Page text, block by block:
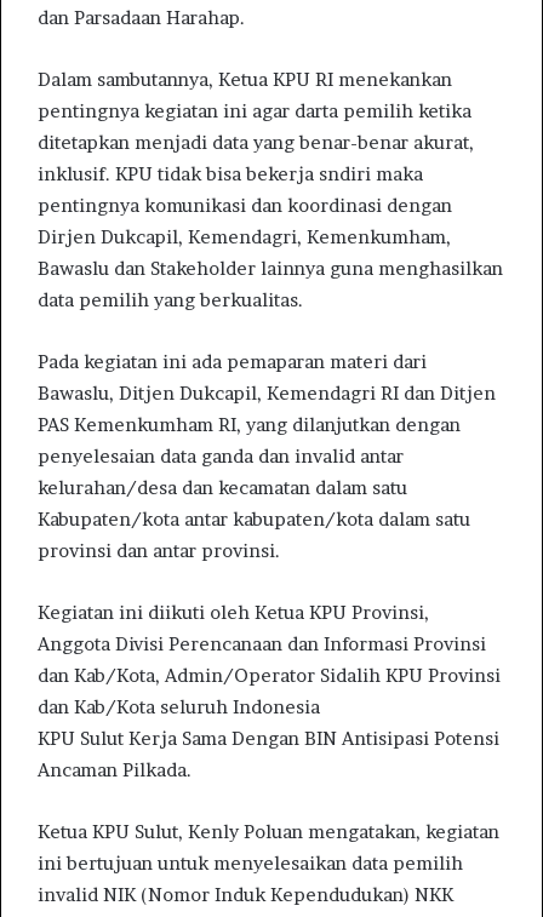
dan Parsadaan Harahap.
Dalam sambutannya, Ketua KPU RI menekankan
pentingnya kegiatan ini agar darta pemilih ketika
ditetapkan menjadi data yang benar-benar akurat,
inklusif. KPU tidak bisa bekerja sndiri maka
pentingnya komunikasi dan koordinasi dengan
Dirjen Dukcapil, Kemendagri, Kemenkumham,
Bawaslu dan Stakeholder lainnya guna menghasilkan
data pemilih yang berkualitas.
Pada kegiatan ini ada pemaparan materi dari
Bawaslu, Ditjen Dukcapil, Kemendagri RI dan Ditjen
PAS Kemenkumham RI, yang dilanjutkan dengan
penyelesaian data ganda dan invalid antar
kelurahan/desa dan kecamatan dalam satu
Kabupaten/kota antar kabupaten/kota dalam satu
provinsi dan antar provinsi.
Kegiatan ini diikuti oleh Ketua KPU Provinsi,
Anggota Divisi Perencanaan dan Informasi Provinsi
dan Kab/Kota, Admin/Operator Sidalih KPU Provinsi
dan Kab/Kota seluruh Indonesia
KPU Sulut Kerja Sama Dengan BIN Antisipasi Potensi
Ancaman Pilkada.
Ketua KPU Sulut, Kenly Poluan mengatakan, kegiatan
ini bertujuan untuk menyelesaikan data pemilih
invalid NIK (Nomor Induk Kependudukan) NKK